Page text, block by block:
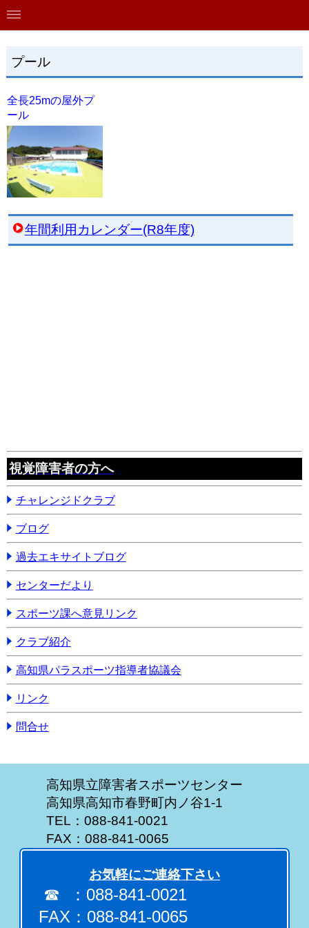
プール
全長25mの屋外プ
ール
年間利用カレンダー(R8年度)
視覚障害者の方へ
チャレンジドクラブ
ブログ
過去エキサイトブログ
センターだより
スポーツ課へ意見リンク
クラブ紹介
高知県パラスポーツ指導者協議会
リンク
問合せ
高知県立障害者スポーツセンター
高知県高知市春野町内ノ谷1-1
TEL：088-841-0021
FAX：088-841-0065
お気軽にご連絡下さい
☎ ：088-841-0021
FAX：088-841-0065